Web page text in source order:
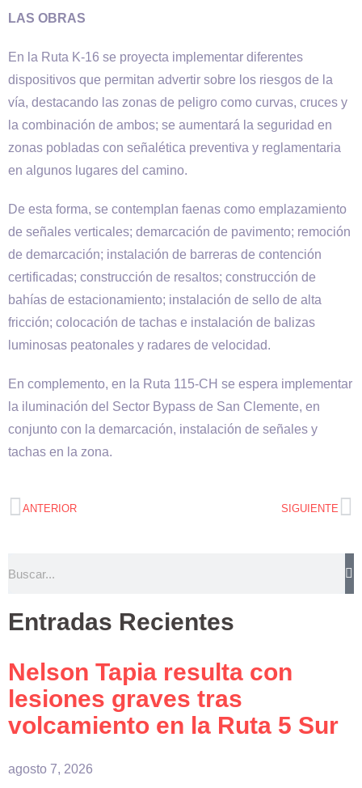
LAS OBRAS
En la Ruta K-16 se proyecta implementar diferentes
dispositivos que permitan advertir sobre los riesgos de la
vía, destacando las zonas de peligro como curvas, cruces y
la combinación de ambos; se aumentará la seguridad en
zonas pobladas con señalética preventiva y reglamentaria
en algunos lugares del camino.
De esta forma, se contemplan faenas como emplazamiento
de señales verticales; demarcación de pavimento; remoción
de demarcación; instalación de barreras de contención
certificadas; construcción de resaltos; construcción de
bahías de estacionamiento; instalación de sello de alta
fricción; colocación de tachas e instalación de balizas
luminosas peatonales y radares de velocidad.
En complemento, en la Ruta 115-CH se espera implementar
la iluminación del Sector Bypass de San Clemente, en
conjunto con la demarcación, instalación de señales y
tachas en la zona.
ANTERIOR SIGUIENTE
Entradas Recientes
Nelson Tapia resulta con
lesiones graves tras
volcamiento en la Ruta 5 Sur
agosto 7, 2026